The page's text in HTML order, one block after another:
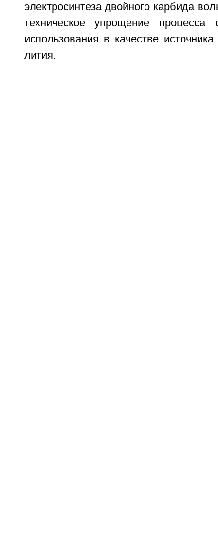
электросинтеза двойного карбида
техническое упрощение процесса
использования в качестве
лития.